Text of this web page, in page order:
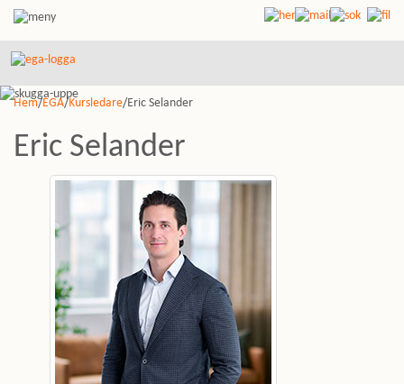
Hem/EGA/Kursledare/Eric Selander
Eric Selander